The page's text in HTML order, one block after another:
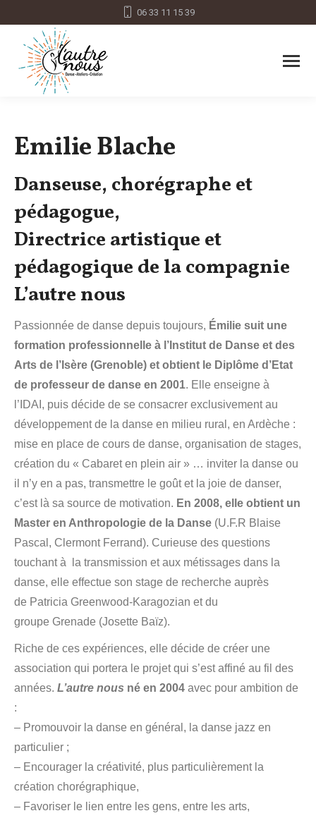
06 33 11 15 39
Emilie Blache
Danseuse, chorégraphe et
pédagogue,
Directrice artistique et
pédagogique de la compagnie
L’autre nous
Passionnée de danse depuis toujours, Émilie suit une
formation professionnelle à l’Institut de Danse et des
Arts de l’Isère (Grenoble) et obtient le Diplôme d’Etat
de professeur de danse en 2001. Elle enseigne à
l’IDAI, puis décide de se consacrer exclusivement au
développement de la danse en milieu rural, en Ardèche :
mise en place de cours de danse, organisation de stages,
création du « Cabaret en plein air » … inviter la danse ou
il n’y en a pas, transmettre le goût et la joie de danser,
c’est là sa source de motivation. En 2008, elle obtient un
Master en Anthropologie de la Danse (U.F.R Blaise
Pascal, Clermont Ferrand). Curieuse des questions
touchant à la transmission et aux métissages dans la
danse, elle effectue son stage de recherche auprès
de Patricia Greenwood-Karagozian et du
groupe Grenade (Josette Baïz).
Riche de ces expériences, elle décide de créer une
association qui portera le projet qui s’est affiné au fil des
années. L’autre nous né en 2004 avec pour ambition de
:
– Promouvoir la danse en général, la danse jazz en
particulier ;
– Encourager la créativité, plus particulièrement la
création chorégraphique,
– Favoriser le lien entre les gens, entre les arts,